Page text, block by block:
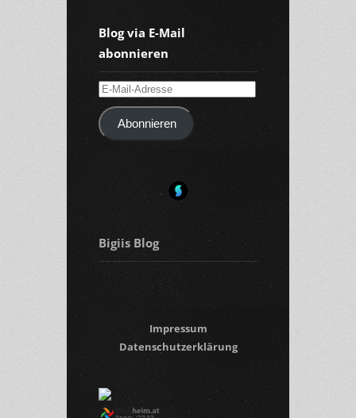
Blog via E-Mail
abonnieren
E-
Mail-
AdresseAbonnieren
Bigiis Blog
Impressum
Datenschutzerklärung